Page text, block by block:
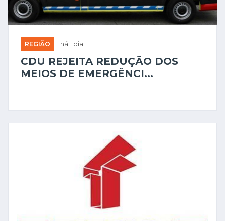
REGIÃO há 1 dia
CDU REJEITA REDUÇÃO DOS
MEIOS DE EMERGÊNCI...